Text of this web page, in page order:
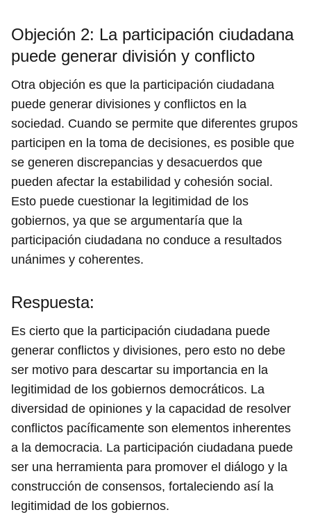
Objeción 2: La participación ciudadana
puede generar división y conflicto
Otra objeción es que la participación ciudadana
puede generar divisiones y conflictos en la
sociedad. Cuando se permite que diferentes grupos
participen en la toma de decisiones, es posible que
se generen discrepancias y desacuerdos que
pueden afectar la estabilidad y cohesión social.
Esto puede cuestionar la legitimidad de los
gobiernos, ya que se argumentaría que la
participación ciudadana no conduce a resultados
unánimes y coherentes.
Respuesta:
Es cierto que la participación ciudadana puede
generar conflictos y divisiones, pero esto no debe
ser motivo para descartar su importancia en la
legitimidad de los gobiernos democráticos. La
diversidad de opiniones y la capacidad de resolver
conflictos pacíficamente son elementos inherentes
a la democracia. La participación ciudadana puede
ser una herramienta para promover el diálogo y la
construcción de consensos, fortaleciendo así la
legitimidad de los gobiernos.